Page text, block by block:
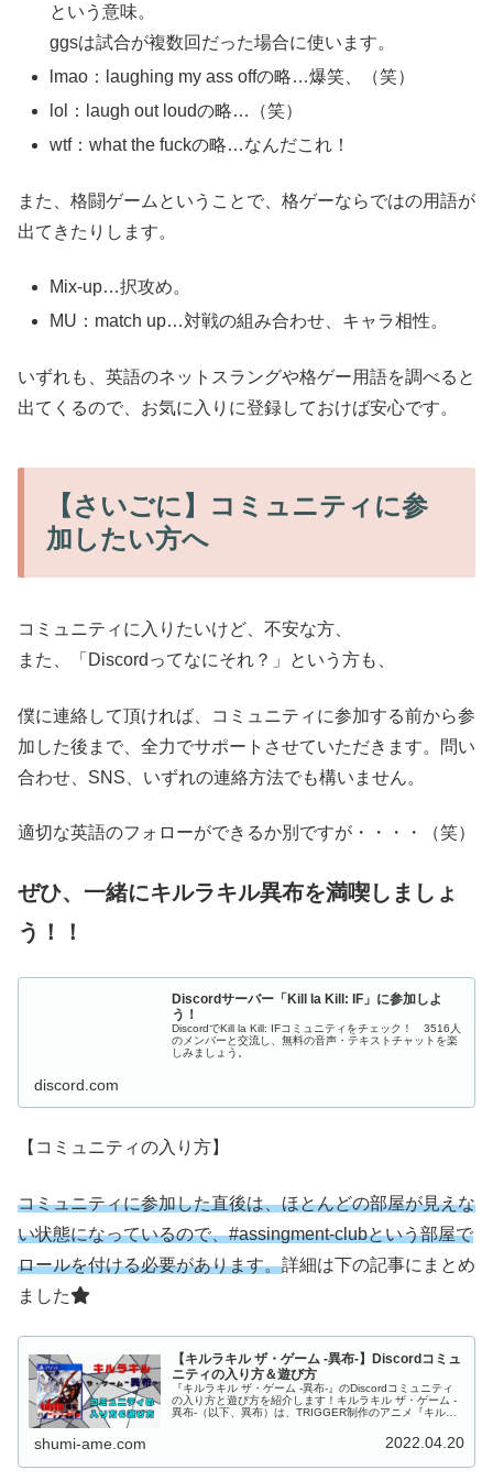
という意味。
ggsは試合が複数回だった場合に使います。
lmao：laughing my ass offの略…爆笑、（笑）
lol：laugh out loudの略…（笑）
wtf：what the fuckの略…なんだこれ！
また、格闘ゲームということで、格ゲーならではの用語が
出てきたりします。
Mix-up…択攻め。
MU：match up…対戦の組み合わせ、キャラ相性。
いずれも、英語のネットスラングや格ゲー用語を調べると
出てくるので、お気に入りに登録しておけば安心です。
【さいごに】コミュニティに参
加したい方へ
コミュニティに入りたいけど、不安な方、
また、「Discordってなにそれ？」という方も、
僕に連絡して頂ければ、コミュニティに参加する前から参
加した後まで、全力でサポートさせていただきます。問い
合わせ、SNS、いずれの連絡方法でも構いません。
適切な英語のフォローができるか別ですが・・・・（笑）
ぜひ、一緒にキルラキル異布を満喫しましょ
う！！
Discordサーバー「Kill la Kill: IF」に参加しよ
う！
DiscordでKill la Kill: IFコミュニティをチェック！ 3516人
のメンバーと交流し、無料の音声・テキストチャットを楽
しみましょう。
discord.com
【コミュニティの入り方】
コミュニティに参加した直後は、ほとんどの部屋が見えな
い状態になっているので、#assingment-clubという部屋で
ロールを付ける必要があります。詳細は下の記事にまとめ
ました
【キルラキル ザ・ゲーム -異布-】Discordコミュ
ニティの入り方＆遊び方
『キルラキル ザ・ゲーム -異布-』のDiscordコミュニティ
の入り方と遊び方を紹介します！キルラキル ザ・ゲーム -
異布-（以下、異布）は、TRIGGER制作のアニメ『キルラ
shumi-ame.com 2022.04.20